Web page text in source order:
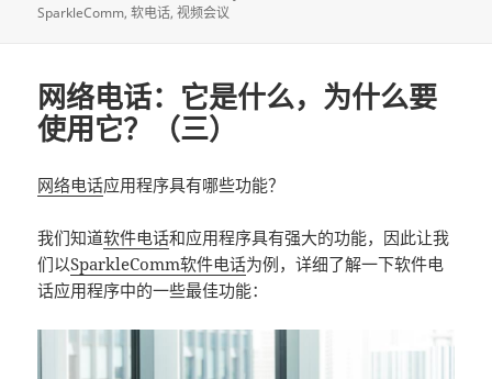
SparkleComm 软电话 视频会议
网络电话：它是什么，为什么要
使用它？（三）
网络电话应用程序具有哪些功能？
我们知道软件电话和应用程序具有强大的功能，因此让我
们以SparkleComm软件电话为例，详细了解一下软件电
话应用程序中的一些最佳功能：